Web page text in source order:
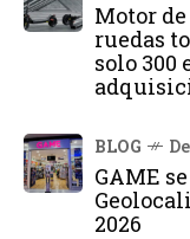
Motor
ruedas
solo 300
BLOG
GAME
2026